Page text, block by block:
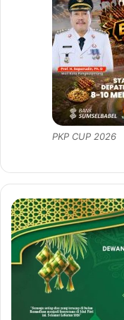
PKP CUP 2026